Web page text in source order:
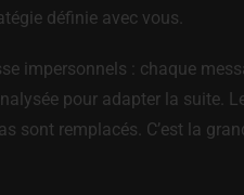
définie avec vous.
impersonnels : chaque
pour adapter la suite.
sont remplacés. C’est la